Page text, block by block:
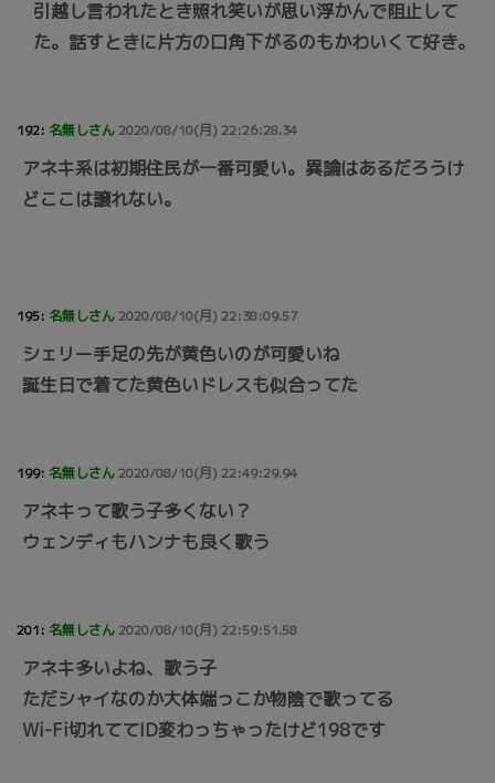
引越し言われたとき照れ笑いが思い浮かんで阻止して
た。話すときに片方の口角下がるのもかわいくて好き。
192: 名無しさん2020/08/10(月) 22:26:28.34
アネキ系は初期住民が一番可愛い。異論はあるだろうけ
どここは譲れない。
195: 名無しさん2020/08/10(月) 22:38:09.57
シェリー手足の先が黄色いのが可愛いね
誕生日で着てた黄色いドレスも似合ってた
199: 名無しさん2020/08/10(月) 22:49:29.94
アネキって歌う子多くない？
ウェンディもハンナも良く歌う
201: 名無しさん2020/08/10(月) 22:59:51.58
アネキ多いよね、歌う子
ただシャイなのか大体端っこか物陰で歌ってる
Wi-Fi切れててID変わっちゃったけど198です